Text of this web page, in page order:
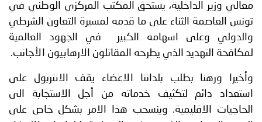
معالي وزير الداخلية، يستحق المكتب المركزي الوطني في
تونس العاصمة الثناء على ما قدمه لمسيرة التعاون الشرطي
والدولي وعلى اسهامه الكبير في الجهود العالمية
لمكافحة التهديد الذي يطرحه المقاتلون الارهابيون الأجانب.
وأخيرا ورهنا بطلب بلداننا الاعضاء يقف الانتربول على
استعداد دائم لتكثيف خدماته من أجل الاستجابة الى
الحاجيات الاقليمية. وينسحب هذا الامر بشكل خاص على